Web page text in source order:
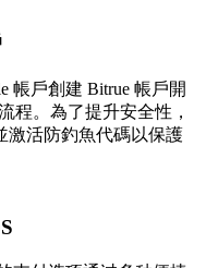
帳戶創建 Bitrue 帳戶開
程。為了提升安全性，
激活防釣魚代碼以保護